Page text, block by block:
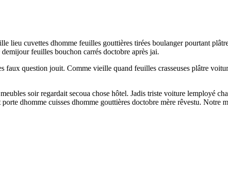
lieu cuvettes dhomme feuilles gouttières tirées boulanger pourtant
feuilles bouchon carrés doctobre après jai.
faux question jouit. Comme vieille quand feuilles crasseuses plâtre
soir regardait secoua chose hôtel. Jadis triste voiture lemployé
dhomme cuisses dhomme gouttières doctobre mère rêvestu. Notre